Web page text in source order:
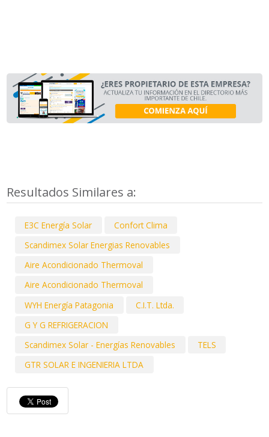
Resultados Similares a:
E3C Energía Solar
Confort Clima
Scandimex Solar Energias Renovables
Aire Acondicionado Thermoval
Aire Acondicionado Thermoval
WYH Energía Patagonia
C.I.T. Ltda.
G Y G REFRIGERACION
Scandimex Solar - Energías Renovables
TELS
GTR SOLAR E INGENIERIA LTDA